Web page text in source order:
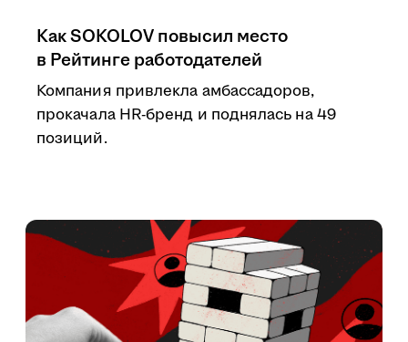
Как SOKOLOV повысил место
в Рейтинге работодателей
Компания привлекла амбассадоров,
прокачала HR-бренд и поднялась на 49
позиций.